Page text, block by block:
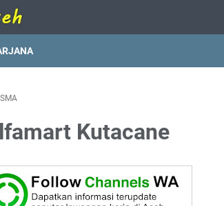
SMA
Kutacane